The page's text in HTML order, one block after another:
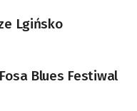
Lgińsko
Blues Festiwal